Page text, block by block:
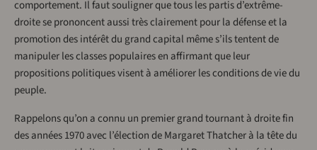
comportement. Il faut souligner que tous les partis d’extrême-
droite se prononcent aussi très clairement pour la défense et la
promotion des intérêt du grand capital même s’ils tentent de
manipuler les classes populaires en affirmant que leur
propositions politiques visent à améliorer les conditions de vie du
peuple.
Rappelons qu’on a connu un premier grand tournant à droite fin
des années 1970 avec l’élection de Margaret Thatcher à la tête du